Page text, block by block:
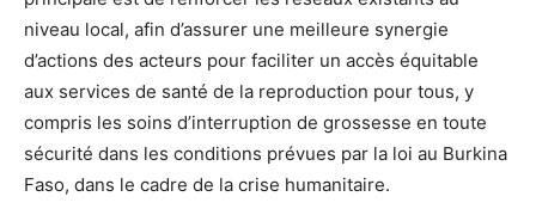
niveau local, afin d’assurer une meilleure synergie
d’actions des acteurs pour faciliter un accès équitable
aux services de santé de la reproduction pour tous, y
compris les soins d’interruption de grossesse en toute
sécurité dans les conditions prévues par la loi au Burkina
Faso, dans le cadre de la crise humanitaire.